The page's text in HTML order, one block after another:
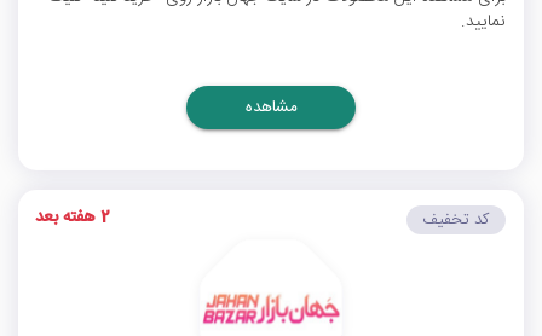
نمایید.
مشاهده
کد تخفیف 2 هفته بعد